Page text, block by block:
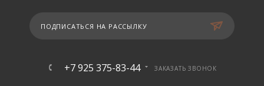
ПОДПИСАТЬСЯ НА РАССЫЛКУ
+7 925 375-83-44 ЗАКАЗАТЬ ЗВОНОК